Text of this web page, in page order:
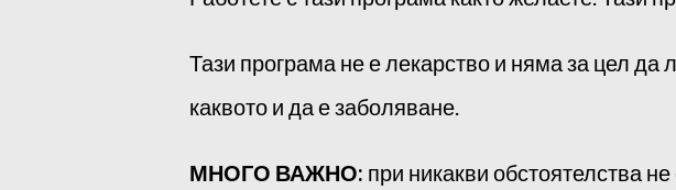
Тази програма не е лекарство и няма за цел да
каквото и да е заболяване.
МНОГО ВАЖНО: при никакви обстоятелства